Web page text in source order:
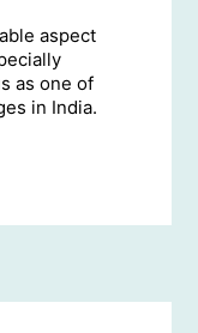
aspect
as one of
in India.